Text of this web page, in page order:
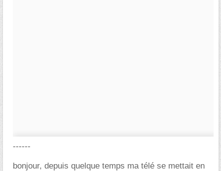
------
bonjour, depuis quelque temps ma télé se mettait en